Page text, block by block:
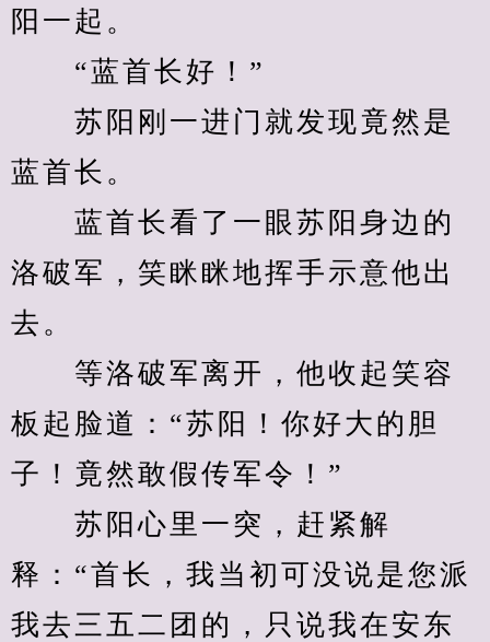
阳一起。
“蓝首长好！”
苏阳刚一进门就发现竟然是
蓝首长。
蓝首长看了一眼苏阳身边的
洛破军，笑眯眯地挥手示意他出
去。
等洛破军离开，他收起笑容
板起脸道：“苏阳！你好大的胆
子！竟然敢假传军令！”
苏阳心里一突，赶紧解
释：“首长，我当初可没说是您派
我去三五二团的，只说我在安东